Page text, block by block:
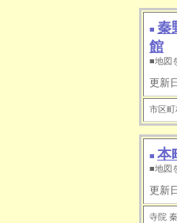
■ 秦
館
■地図
更新
市区町
■ 本
■地図
更新
寺院